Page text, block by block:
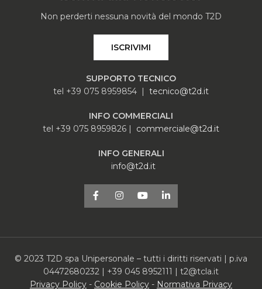
Non perderti nessuna novità del mondo T2D
ISCRIVIMI
SUPPORTO TECNICO
tel +39 075 8959854 | tecnico@t2d.it
INFO COMMERCIALI
tel +39 075 8959826 | commerciale@t2d.it
INFO GENERALI
info@t2d.it
© 2023 T2D spa Unipersonale – tutti i diritti riservati | p.iva
04472680232 | +39 045 8952111 | t2@tcla.it
Privacy Policy - Cookie Policy - Normativa Privacy